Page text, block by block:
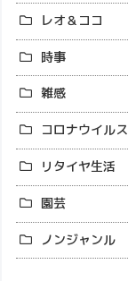
レオ＆ココ
時事
雑感
コロナウイルス
リタイヤ生活
園芸
ノンジャンル